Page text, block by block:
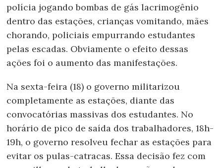
polícia jogando bombas de gás lacrimogênio
dentro das estações, crianças vomitando, mães
chorando, policiais empurrando estudantes
pelas escadas. Obviamente o efeito dessas
ações foi o aumento das manifestações.
Na sexta-feira (18) o governo militarizou
completamente as estações, diante das
convocatórias massivas dos estudantes. No
horário de pico de saída dos trabalhadores, 18h-
19h, o governo resolveu fechar as estações para
evitar os pulas-catracas. Essa decisão fez com